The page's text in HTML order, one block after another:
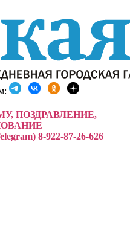
ПОЗДРАВЛЕНИЕ,
8-922-87-26-626